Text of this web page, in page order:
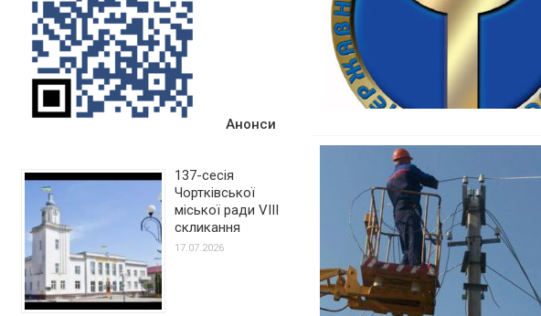
Анонси
137-сесія
Чортківської
міської ради VIII
скликання
17.07.2026